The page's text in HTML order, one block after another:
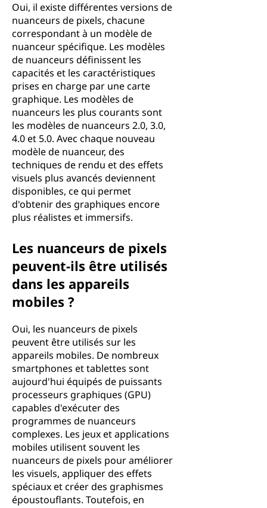
Oui, il existe différentes versions de
nuanceurs de pixels, chacune
correspondant à un modèle de
nuanceur spécifique. Les modèles
de nuanceurs définissent les
capacités et les caractéristiques
prises en charge par une carte
graphique. Les modèles de
nuanceurs les plus courants sont
les modèles de nuanceurs 2.0, 3.0,
4.0 et 5.0. Avec chaque nouveau
modèle de nuanceur, des
techniques de rendu et des effets
visuels plus avancés deviennent
disponibles, ce qui permet
d'obtenir des graphiques encore
plus réalistes et immersifs.
Les nuanceurs de pixels
peuvent-ils être utilisés
dans les appareils
mobiles ?
Oui, les nuanceurs de pixels
peuvent être utilisés sur les
appareils mobiles. De nombreux
smartphones et tablettes sont
aujourd'hui équipés de puissants
processeurs graphiques (GPU)
capables d'exécuter des
programmes de nuanceurs
complexes. Les jeux et applications
mobiles utilisent souvent les
nuanceurs de pixels pour améliorer
les visuels, appliquer des effets
spéciaux et créer des graphismes
époustouflants. Toutefois, en